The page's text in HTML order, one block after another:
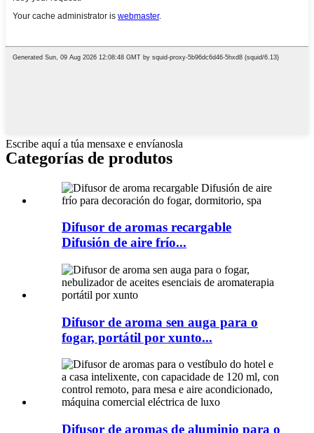
Escribe aquí a túa mensaxe e envíanosla
Categorías de produtos
Difusor de aromas recargable
Difusión de aire frío...
Difusor de aroma sen auga para o
fogar, portátil por xunto...
Difusor de aromas de aluminio para o